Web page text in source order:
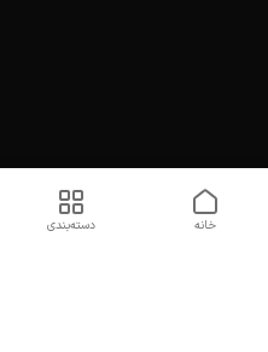
دسته‌بندی خانه